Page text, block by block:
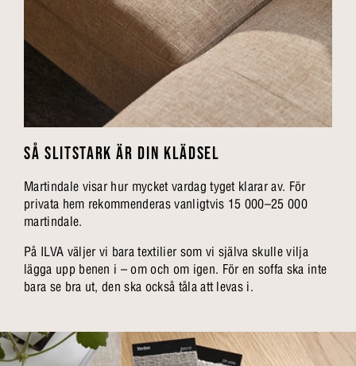
SÅ SLITSTARK ÄR DIN KLÄDSEL
Martindale visar hur mycket vardag tyget klarar av. För
privata hem rekommenderas vanligtvis 15 000–25 000
martindale.
På ILVA väljer vi bara textilier som vi själva skulle vilja
lägga upp benen i – om och om igen. För en soffa ska inte
bara se bra ut, den ska också tåla att levas i.